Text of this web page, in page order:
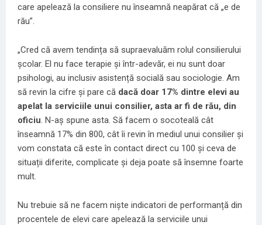
care apelează la consiliere nu înseamnă neapărat că „e de
rău”.
„Cred că avem tendința să supraevaluăm rolul consilierului
școlar. El nu face terapie și într-adevăr, ei nu sunt doar
psihologi, au inclusiv asistență socială sau sociologie. Am
să revin la cifre și pare că dacă doar 17% dintre elevi au
apelat la serviciile unui consilier, asta ar fi de rău, din
oficiu. N-aș spune asta. Să facem o socoteală cât
înseamnă 17% din 800, cât îi revin în mediul unui consilier și
vom constata că este în contact direct cu 100 și ceva de
situații diferite, complicate și deja poate să însemne foarte
mult.
Nu trebuie să ne facem niște indicatori de performanță din
procentele de elevi care apelează la serviciile unui